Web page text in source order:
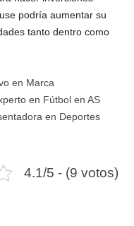
podría aumentar su
tanto dentro como
en Marca
en Fútbol en AS
en Deportes
4.1/5 - (9 votos)